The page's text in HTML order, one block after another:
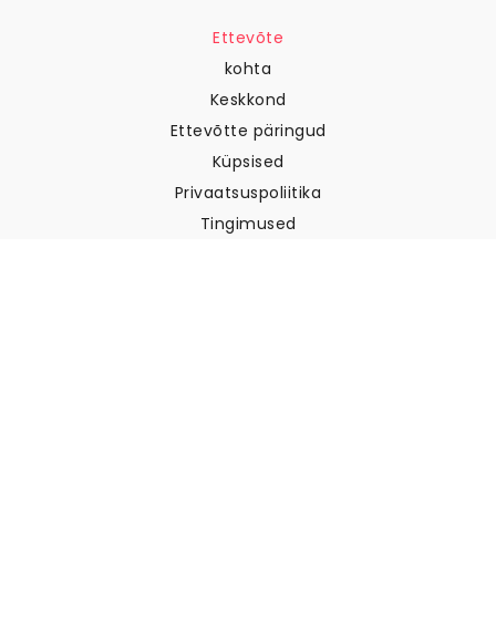
Ettevõte
kohta
Keskkond
Ettevõtte päringud
Küpsised
Privaatsuspoliitika
Tingimused